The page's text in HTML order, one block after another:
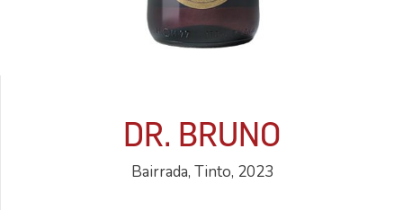
DR. BRUNO
Bairrada, Tinto, 2023